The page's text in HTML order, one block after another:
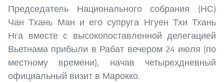
Председатель Национального собрания (НС)
Чан Тхань Ман и его супруга Нгуен Тхи Тхань
Нга вместе с высокопоставленной делегацией
Вьетнама прибыли в Рабат вечером 24 июля (по
местному времени), начав четырехдневный
официальный визит в Марокко.